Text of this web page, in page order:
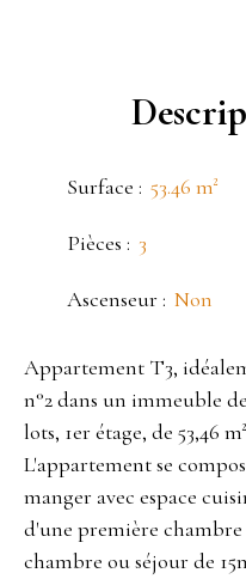
Surface : 53.46 m²
Pièces : 3
Ascenseur : Non
Appartement T3,
n°2 dans un immeuble
lots, 1er étage, de 53,46
L'appartement se
manger avec espace
d'une première chambre
chambre ou séjour de